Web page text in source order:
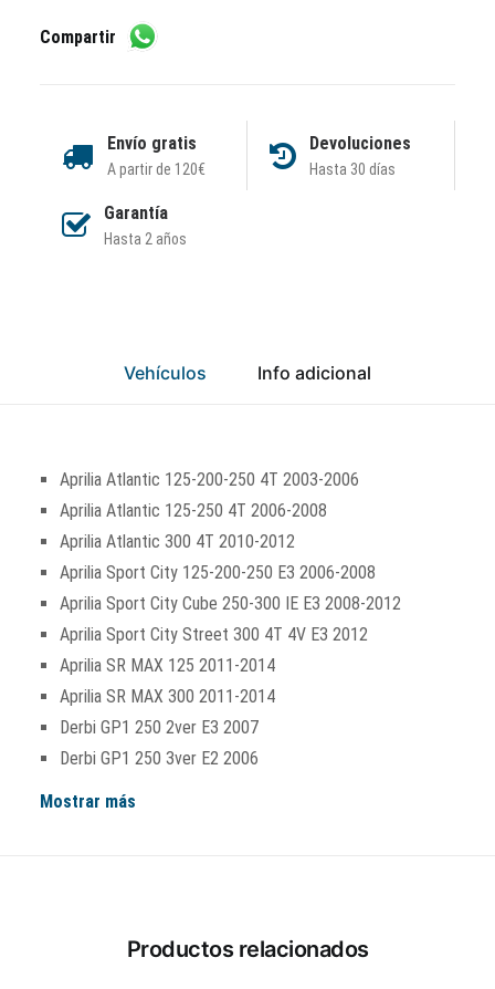
Compartir
Envío gratis
A partir de 120€
Devoluciones
Hasta 30 días
Garantía
Hasta 2 años
Vehículos Info adicional
Aprilia Atlantic 125-200-250 4T 2003-2006
Aprilia Atlantic 125-250 4T 2006-2008
Aprilia Atlantic 300 4T 2010-2012
Aprilia Sport City 125-200-250 E3 2006-2008
Aprilia Sport City Cube 250-300 IE E3 2008-2012
Aprilia Sport City Street 300 4T 4V E3 2012
Aprilia SR MAX 125 2011-2014
Aprilia SR MAX 300 2011-2014
Derbi GP1 250 2ver E3 2007
Derbi GP1 250 3ver E2 2006
Mostrar más
Productos relacionados